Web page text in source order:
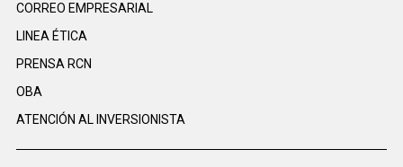
CORREO EMPRESARIAL
LINEA ÉTICA
PRENSA RCN
OBA
ATENCIÓN AL INVERSIONISTA